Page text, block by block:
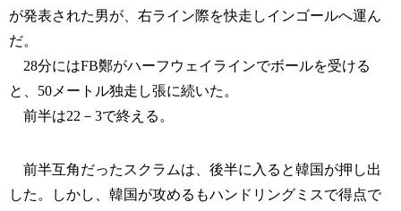
が発表された男が、右ライン際を快走しインゴールへ運ん
だ。
28分にはFB鄭がハーフウェイラインでボールを受ける
と、50メートル独走し張に続いた。
前半は22－3で終える。
前半互角だったスクラムは、後半に入ると韓国が押し出
した。しかし、韓国が攻めるもハンドリングミスで得点で